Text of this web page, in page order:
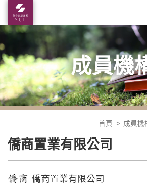
成員機
首頁 成員機
僑商置業有限公司
僑商置業有限公司